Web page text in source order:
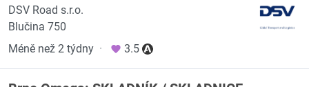
DSV Road s.r.o.
Blučina 750
Méně než 2 týdny · 3.5